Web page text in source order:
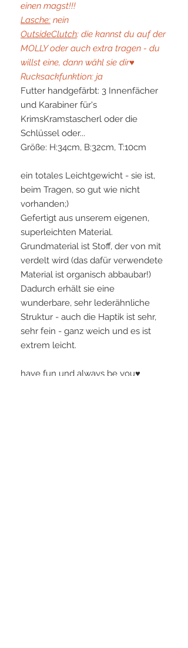
einen magst!!!
Lasche: nein
OutsideClutch: die kannst du auf der
MOLLY oder auch extra tragen - du
willst eine, dann wähl sie dir♥
Rucksackfunktion: ja
Futter handgefärbt: 3 Innenfächer
und Karabiner für's
KrimsKramstascherl oder die
Schlüssel oder...
Größe: H:34cm, B:32cm, T:10cm
ein totales Leichtgewicht - sie ist,
beim Tragen, so gut wie nicht
vorhanden;)
Gefertigt aus unserem eigenen,
superleichten Material.
Grundmaterial ist Stoff, der von mit
verdelt wird (das dafür verwendete
Material ist organisch abbaubar!)
Dadurch erhält sie eine
wunderbare, sehr lederähnliche
Struktur - auch die Haptik ist sehr,
sehr fein - ganz weich und es ist
extrem leicht.
have fun und always be you♥